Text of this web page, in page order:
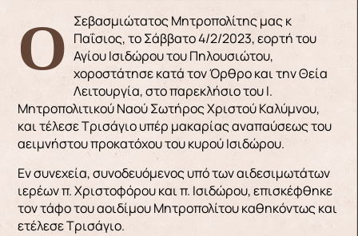
Ο Σεβασμιώτατος Μητροπολίτης μας κ Παΐσιος, το Σάββατο 4/2/2023, εορτή του
Αγίου Ισιδώρου του Πηλουσιώτου,
χοροστάτησε κατά τον Όρθρο και την Θεία
Λειτουργία, στο παρεκλήσιο του Ι.
Μητροπολιτικού Ναού Σωτήρος Χριστού Καλύμνου,
και τέλεσε Τρισάγιο υπέρ μακαρίας αναπαύσεως του
αειμνήστου προκατόχου του κυρού Ισιδώρου.
Εν συνεχεία, συνοδευόμενος υπό των αιδεσιμωτάτων
ιερέων π. Χριστοφόρου και π. Ισιδώρου, επισκέφθηκε
τον τάφο του αοιδίμου Μητροπολίτου καθηκόντως και
ετέλεσε Τρισάγιο.